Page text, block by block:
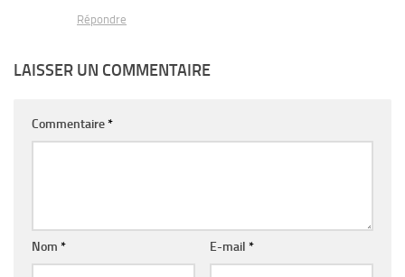
Répondre
LAISSER UN COMMENTAIRE
Commentaire*
Nom * E-mail *